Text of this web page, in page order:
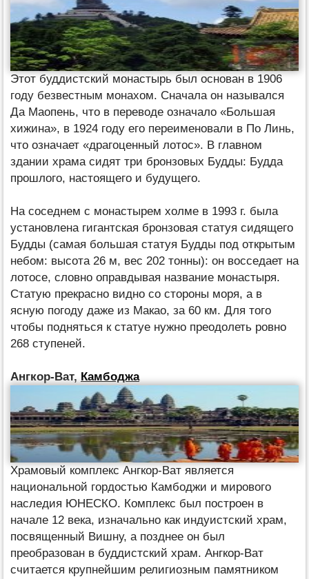
Этот буддистский монастырь был основан в 1906
году безвестным монахом. Сначала он назывался
Да Маопень, что в переводе означало «Большая
хижина», в 1924 году его переименовали в По Линь,
что означает «драгоценный лотос». В главном
здании храма сидят три бронзовых Будды: Будда
прошлого, настоящего и будущего.
На соседнем с монастырем холме в 1993 г. была
установлена гигантская бронзовая статуя сидящего
Будды (самая большая статуя Будды под открытым
небом: высота 26 м, вес 202 тонны): он восседает на
лотосе, словно оправдывая название монастыря.
Статую прекрасно видно со стороны моря, а в
ясную погоду даже из Макао, за 60 км. Для того
чтобы подняться к статуе нужно преодолеть ровно
268 ступеней.
Ангкор-Ват, Камбоджа
Храмовый комплекс Ангкор-Ват является
национальной гордостью Камбоджи и мирового
наследия ЮНЕСКО. Комплекс был построен в
начале 12 века, изначально как индуистский храм,
посвященный Вишну, а позднее он был
преобразован в буддистский храм. Ангкор-Ват
считается крупнейшим религиозным памятником